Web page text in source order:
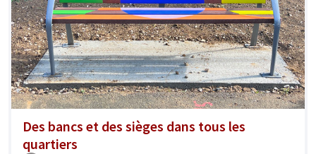
Des bancs et des sièges dans tous les
quartiers